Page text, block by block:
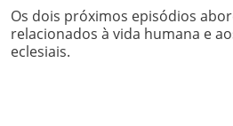
Os dois próximos episódios
relacionados à vida humana e
eclesiais.